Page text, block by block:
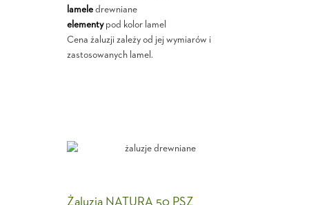
lameledrewniane
elementypod kolor lamel
Cena żaluzji zależy od jej wymiarów i
zastosowanych lamel.
Żaluzja NATURA 50 PSZ